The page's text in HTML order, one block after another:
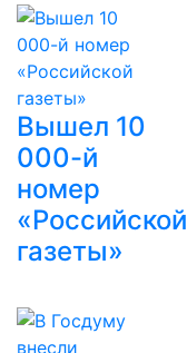
Вышел 10
000-й
номер
«Российской
газеты»